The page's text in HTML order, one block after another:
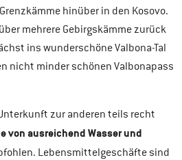
hinüber in den Kosovo.
mehrere Gebirgskämme zurück
ins wunderschöne Valbona-Tal
nicht minder schönen Valbonapass
zur anderen teils recht
von ausreichend Wasser und
Lebensmittelgeschäfte sind